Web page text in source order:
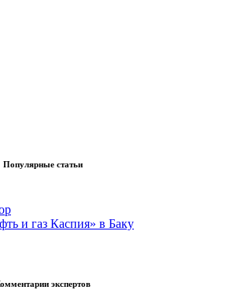
Популярные статьи
и газ Каспия» в Баку
экспертов